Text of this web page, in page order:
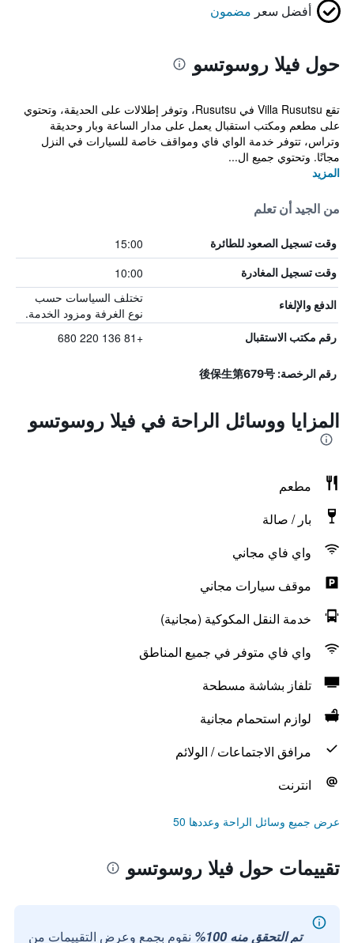
أفضل سعر مضمون
حول فيلا روسوتسو
تقع Villa Rusutsu في Rusutsu، وتوفر إطلالات على الحديقة، وتحتوي
على مطعم ومكتب استقبال يعمل على مدار الساعة وبار وحديقة
وتراس، تتوفر خدمة الواي فاي ومواقف خاصة للسيارات في النزل
مجانًا. وتحتوي جميع ال...
المزيد
من الجيد أن تعلم
وقت تسجيل الصعود للطائرة 15:00
وقت تسجيل المغادرة 10:00
الدفع والإلغاء
تختلف السياسات حسب
نوع الغرفة ومزود الخدمة.
رقم مكتب الاستقبال +81 136 220 680
رقم الرخصة: 後保生第679号
المزايا ووسائل الراحة في فيلا روسوتسو
مطعم
بار / صالة
واي فاي مجاني
موقف سيارات مجاني
خدمة النقل المكوكية (مجانية)
واي فاي متوفر في جميع المناطق
تلفاز بشاشة مسطحة
لوازم استحمام مجانية
مرافق الاجتماعات / الولائم
انترنت
عرض جميع وسائل الراحة وعددها 50
تقييمات حول فيلا روسوتسو
تم التحقق منه 100% نقوم بجمع وعرض التقييمات من